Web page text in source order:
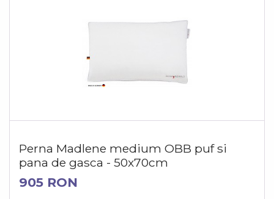
Perna Madlene medium OBB puf si
pana de gasca - 50x70cm
905 RON